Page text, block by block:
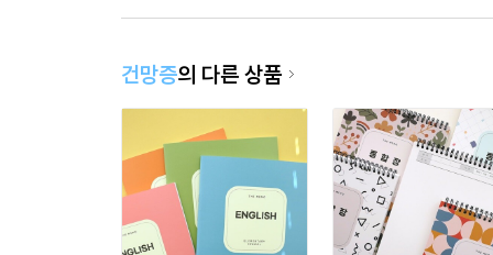
건망증의 다른 상품